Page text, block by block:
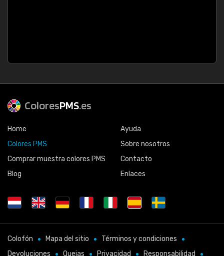
ColoresPMS.es
Home
Colores PMS
Comprar muestra colores PMS
Blog
Ayuda
Sobre nosotros
Contacto
Enlaces
Colofón Mapa del sitio
Términos y condiciones
Devoluciones
Quejas Privacidad Responsabilidad